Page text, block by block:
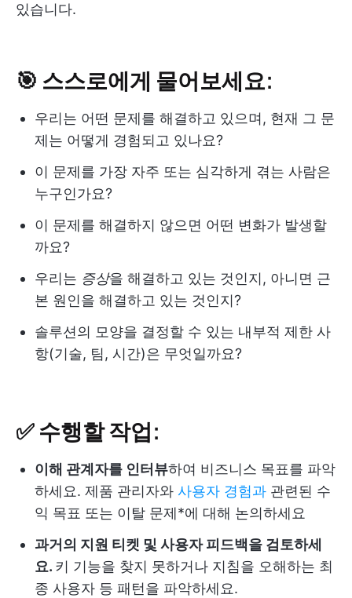
있습니다.
🎯 스스로에게 물어보세요:
우리는 어떤 문제를 해결하고 있으며, 현재 그 문
제는 어떻게 경험되고 있나요?
이 문제를 가장 자주 또는 심각하게 겪는 사람은
누구인가요?
이 문제를 해결하지 않으면 어떤 변화가 발생할
까요?
우리는 증상을 해결하고 있는 것인지, 아니면 근
본 원인을 해결하고 있는 것인지?
솔루션의 모양을 결정할 수 있는 내부적 제한 사
항(기술, 팀, 시간)은 무엇일까요?
✅ 수행할 작업:
이해 관계자를 인터뷰하여 비즈니스 목표를 파악
하세요. 제품 관리자와 사용자 경험과 관련된 수
익 목표 또는 이탈 문제*에 대해 논의하세요
과거의 지원 티켓 및 사용자 피드백을 검토하세
요. 키 기능을 찾지 못하거나 지침을 오해하는 최
종 사용자 등 패턴을 파악하세요.